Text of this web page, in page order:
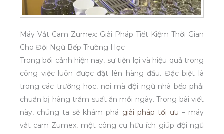
Máy Vắt Cam Zumex: Giải Pháp Tiết Kiệm Thời Gian
Cho Đội Ngũ Bếp Trường Học
Trong bối cảnh hiện nay, sự tiện lợi và hiệu quả trong
công việc luôn được đặt lên hàng đầu. Đặc biệt là
trong các trường học, nơi mà đội ngũ nhà bếp phải
chuẩn bị hàng trăm suất ăn mỗi ngày. Trong bài viết
này, chúng ta sẽ khám phá giải pháp tối ưu – máy
vắt cam Zumex, một công cụ hữu ích giúp đội ngũ